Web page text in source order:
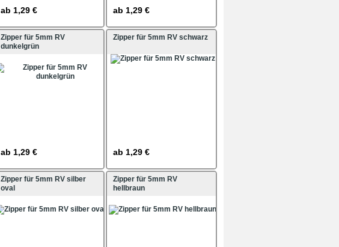
ab 1,29 € ab 1,29 €
Zipper für 5mm RV
dunkelgrün
ab 1,29 €
Zipper für 5mm RV schwarz
ab 1,29 €
Zipper für 5mm RV silber
oval
Zipper für 5mm RV
hellbraun